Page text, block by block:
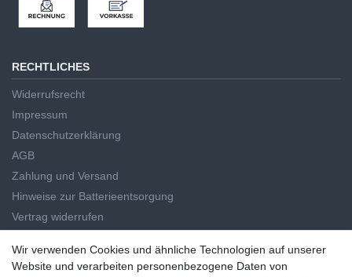
Wir verwenden Cookies und ähnliche Technologien auf unserer
RECHTLICHES
Widerrufsrecht
Impressum
Datenschutzerklärung
AGB
Zahlung und Versand
Hinweise zur Batterieentsorgung
Vertrag widerrufen
HAUPTKATEGORIEN
Handwerkzeug
Wir verwenden Cookies und ähnliche Technologien auf unserer
Website und verarbeiten personenbezogene Daten von